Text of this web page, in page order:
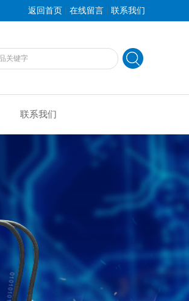
返回首页 | 在线留言 | 联系我们
联系我们